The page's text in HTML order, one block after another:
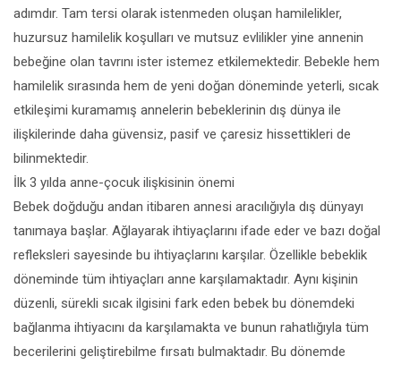
adımdır. Tam tersi olarak istenmeden oluşan hamilelikler,
huzursuz hamilelik koşulları ve mutsuz evlilikler yine annenin
bebeğine olan tavrını ister istemez etkilemektedir. Bebekle hem
hamilelik sırasında hem de yeni doğan döneminde yeterli, sıcak
etkileşimi kuramamış annelerin bebeklerinin dış dünya ile
ilişkilerinde daha güvensiz, pasif ve çaresiz hissettikleri de
bilinmektedir.
İlk 3 yılda anne-çocuk ilişkisinin önemi
Bebek doğduğu andan itibaren annesi aracılığıyla dış dünyayı
tanımaya başlar. Ağlayarak ihtiyaçlarını ifade eder ve bazı doğal
refleksleri sayesinde bu ihtiyaçlarını karşılar. Özellikle bebeklik
döneminde tüm ihtiyaçları anne karşılamaktadır. Aynı kişinin
düzenli, sürekli sıcak ilgisini fark eden bebek bu dönemdeki
bağlanma ihtiyacını da karşılamakta ve bunun rahatlığıyla tüm
becerilerini geliştirebilme fırsatı bulmaktadır. Bu dönemde